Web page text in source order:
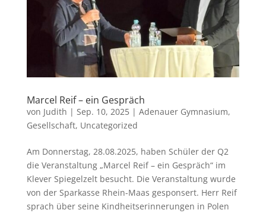
Marcel Reif – ein Gespräch
von Judith | Sep. 10, 2025| Adenauer Gymnasium,
Gesellschaft, Uncategorized
Am Donnerstag, 28.08.2025, haben Schüler der Q2
die Veranstaltung „Marcel Reif – ein Gespräch“ im
Klever Spiegelzelt besucht. Die Veranstaltung wurde
von der Sparkasse Rhein-Maas gesponsert. Herr Reif
sprach über seine Kindheitserinnerungen in Polen